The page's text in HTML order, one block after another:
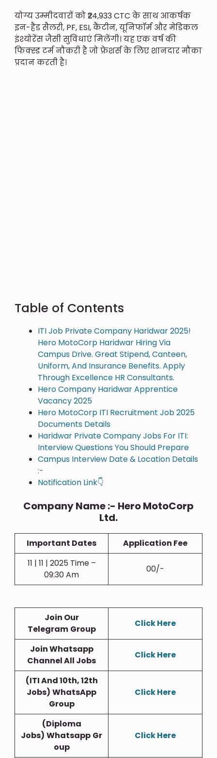
योग्य उम्मीदवारों को ₹24,933 CTC के साथ आकर्षक
इन-हैंड सैलरी, PF, ESI, कैंटीन, यूनिफॉर्म और मेडिकल
इंश्योरेंस जैसी सुविधाएं मिलेंगी। यह एक वर्ष की
फिक्स्ड टर्म नौकरी है जो फ्रेशर्स के लिए शानदार मौका
प्रदान करती है।
Table of Contents
ITI Job Private Company Haridwar 2025!
Hero MotoCorp Haridwar Hiring Via
Campus Drive. Great Stipend, Canteen,
Uniform, And Insurance Benefits. Apply
Through Excellence HR Consultants.
Hero Company Haridwar Apprentice
Vacancy 2025
Hero MotoCorp ITI Recruitment Job 2025
Documents Details
Haridwar Private Company Jobs For ITI:
Interview Questions You Should Prepare
Campus Interview Date & Location Details
:-
Notification Link👇
Company Name :- Hero MotoCorp
Ltd.
Important Dates
Application Fee
11 | 11 | 2025 Time –
09:30 Am
00/-
Join Our
Telegram Group
Click Here
Join Whatsapp
Channel All Jobs
Click Here
(ITI And 10th, 12th
Jobs) WhatsApp
Group
Click Here
(Diploma
Jobs) Whatsapp Gr
Oup
Click Here